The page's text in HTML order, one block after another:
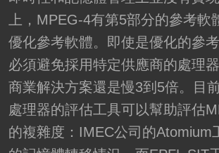
上，MPEG-4有第5部分的參考軟
優化參考軟體。即使是優化的參
必須避免採用特定供應商的處理
商業解決方案還是慢3到5倍。目
處理器的評估工具可以幫助評估
的複雜度：IMEC公司的Atomium